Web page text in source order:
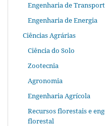
Engenharia de
Engenharia de Energia
Ciências Agrárias
Ciência do Solo
Zootecnia
Agronomia
Engenharia Agrícola
Recursos florestais e
florestal